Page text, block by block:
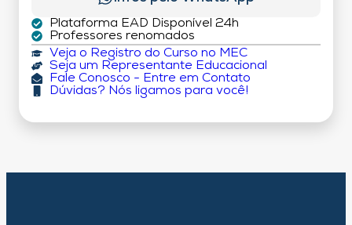
Plataforma EAD Disponível 24h
Professores renomados
Veja o Registro do Curso no MEC
Seja um Representante Educacional
Fale Conosco - Entre em Contato
Dúvidas? Nós ligamos para você!